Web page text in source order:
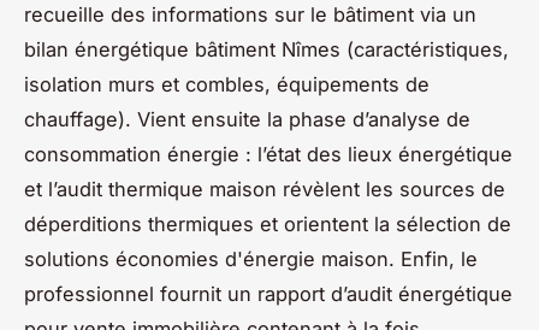
recueille des informations sur le bâtiment via un
bilan énergétique bâtiment Nîmes (caractéristiques,
isolation murs et combles, équipements de
chauffage). Vient ensuite la phase d’analyse de
consommation énergie : l’état des lieux énergétique
et l’audit thermique maison révèlent les sources de
déperditions thermiques et orientent la sélection de
solutions économies d'énergie maison. Enfin, le
professionnel fournit un rapport d’audit énergétique